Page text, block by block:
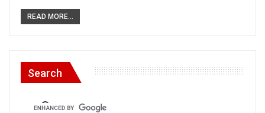
READ MORE...
Search